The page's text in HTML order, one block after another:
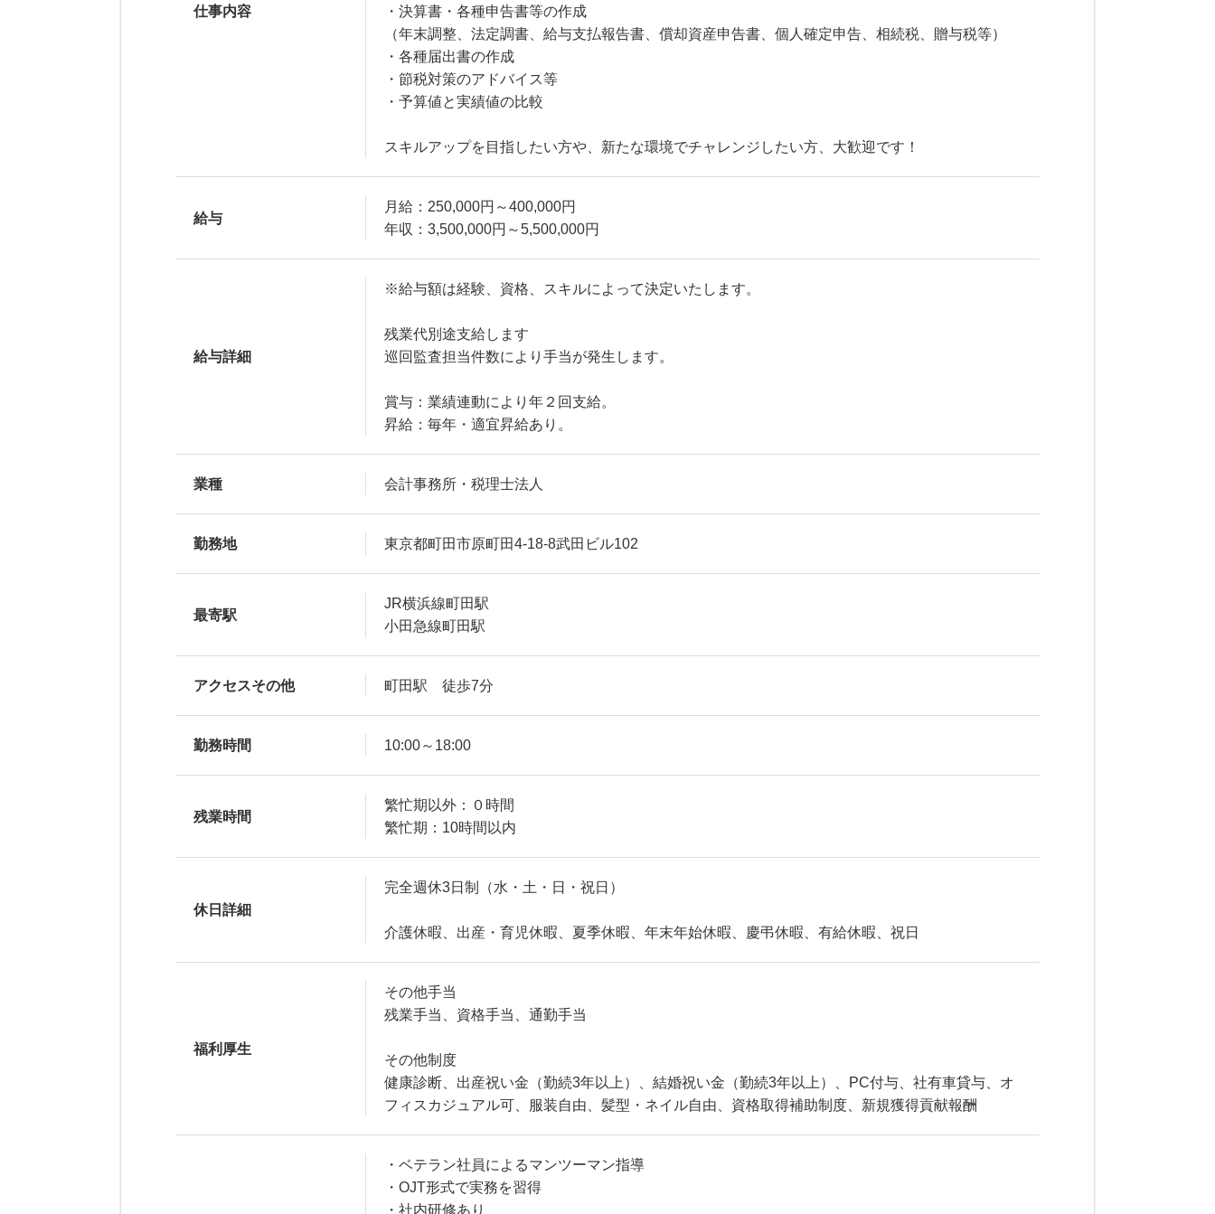
仕事内容
・決算書・各種申告書等の作成
（年末調整、法定調書、給与支払報告書、償却資産申告書、個人確定申告、相続税、贈与税等）
・各種届出書の作成
・節税対策のアドバイス等
・予算値と実績値の比較
スキルアップを目指したい方や、新たな環境でチャレンジしたい方、大歓迎です！
給与
月給：250,000円～400,000円
年収：3,500,000円～5,500,000円
給与詳細
※給与額は経験、資格、スキルによって決定いたします。
残業代別途支給します
巡回監査担当件数により手当が発生します。
賞与：業績連動により年２回支給。
昇給：毎年・適宜昇給あり。
業種 会計事務所・税理士法人
勤務地 東京都町田市原町田4-18-8武田ビル102
最寄駅
JR横浜線町田駅
小田急線町田駅
アクセスその他 町田駅 徒歩7分
勤務時間 10:00～18:00
残業時間
繁忙期以外：０時間
繁忙期：10時間以内
休日詳細
完全週休3日制（水・土・日・祝日）
介護休暇、出産・育児休暇、夏季休暇、年末年始休暇、慶弔休暇、有給休暇、祝日
福利厚生
その他手当
残業手当、資格手当、通勤手当
その他制度
健康診断、出産祝い金（勤続3年以上）、結婚祝い金（勤続3年以上）、PC付与、社有車貸与、オ
フィスカジュアル可、服装自由、髪型・ネイル自由、資格取得補助制度、新規獲得貢献報酬
・ベテラン社員によるマンツーマン指導
・OJT形式で実務を習得
・社内研修あり